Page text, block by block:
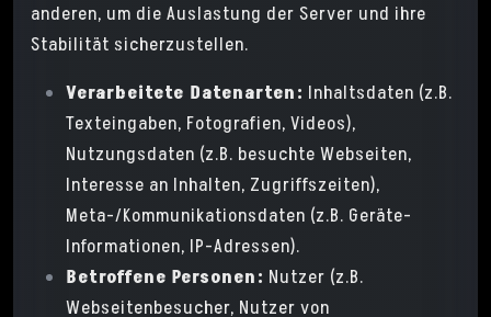
anderen, um die Auslastung der Server und ihre
Stabilität sicherzustellen.
Verarbeitete Datenarten: Inhaltsdaten (z.B.
Texteingaben, Fotografien, Videos),
Nutzungsdaten (z.B. besuchte Webseiten,
Interesse an Inhalten, Zugriffszeiten),
Meta-/Kommunikationsdaten (z.B. Geräte-
Informationen, IP-Adressen).
Betroffene Personen: Nutzer (z.B.
Webseitenbesucher, Nutzer von